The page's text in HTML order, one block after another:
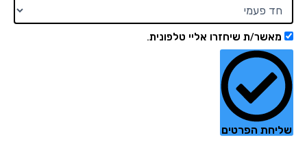
מאשר/ת שיחזרו אליי טלפונית.
הפרטים